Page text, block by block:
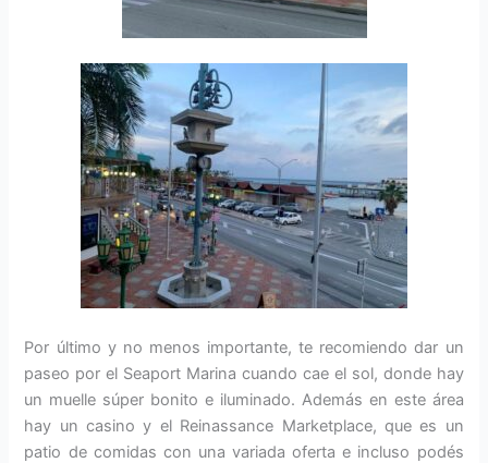
Por último y no menos importante, te recomiendo dar un
paseo por el Seaport Marina cuando cae el sol, donde hay
un muelle súper bonito e iluminado. Además en este área
hay un casino y el Reinassance Marketplace, que es un
patio de comidas con una variada oferta e incluso podés